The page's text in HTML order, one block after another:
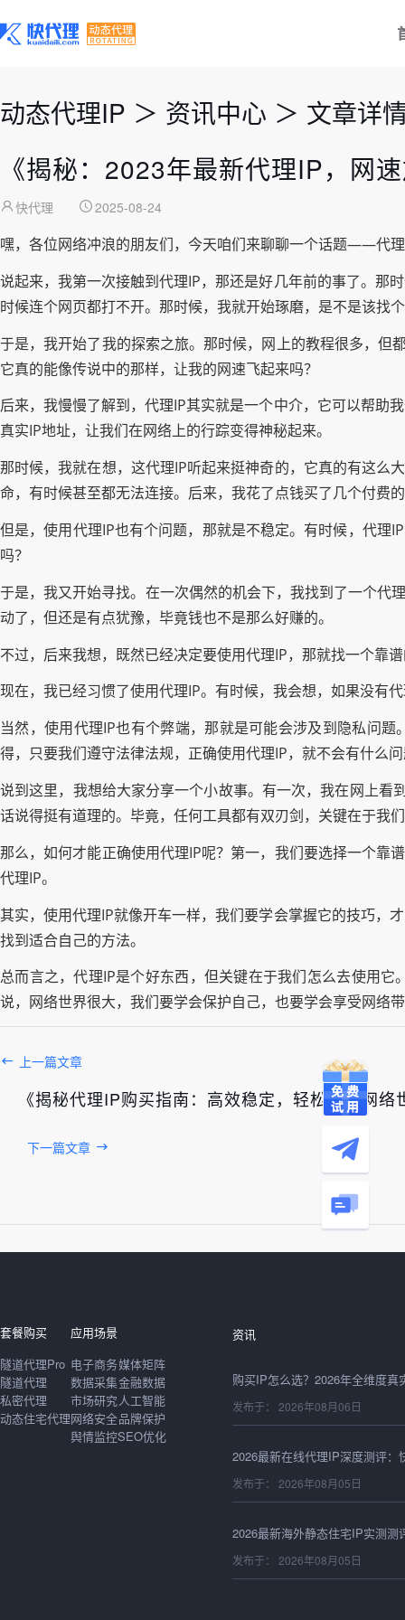
动态代理IP ＞ 资讯中心 ＞ 文章详
《揭秘：2023年最新代理IP，网
快代理 2025-08-24
嘿，各位网络冲浪的朋友们，今天咱们来聊聊一个话题——代
说起来，我第一次接触到代理IP，那还是好几年前的事了。那
时候连个网页都打不开。那时候，我就开始琢磨，是不是该找
于是，我开始了我的探索之旅。那时候，网上的教程很多，但
它真的能像传说中的那样，让我的网速飞起来吗？
后来，我慢慢了解到，代理IP其实就是一个中介，它可以帮助
真实IP地址，让我们在网络上的行踪变得神秘起来。
那时候，我就在想，这代理IP听起来挺神奇的，它真的有这么
命，有时候甚至都无法连接。后来，我花了点钱买了几个付费
但是，使用代理IP也有个问题，那就是不稳定。有时候，代理
吗？
于是，我又开始寻找。在一次偶然的机会下，我找到了一个代
动了，但还是有点犹豫，毕竟钱也不是那么好赚的。
不过，后来我想，既然已经决定要使用代理IP，那就找一个靠
现在，我已经习惯了使用代理IP。有时候，我会想，如果没有
当然，使用代理IP也有个弊端，那就是可能会涉及到隐私问
得，只要我们遵守法律法规，正确使用代理IP，就不会有什么
说到这里，我想给大家分享一个小故事。有一次，我在网上看
话说得挺有道理的。毕竟，任何工具都有双刃剑，关键在于我
那么，如何才能正确使用代理IP呢？第一，我们要选择一个靠
代理IP。
其实，使用代理IP就像开车一样，我们要学会掌握它的技巧，
找到适合自己的方法。
总而言之，代理IP是个好东西，但关键在于我们怎么去使用
说，网络世界很大，我们要学会保护自己，也要学会享受网络
上一篇文章
《揭秘代理IP购买指南：高效稳定，轻松畅游网络
下一篇文章
套餐购买
隧道代理Pro
隧道代理
私密代理
动态住宅代理
应用场景
电子商务
数据采集
市场研究
网络安全
舆情监控
媒体矩阵
金融数据
人工智能
品牌保护
SEO优化
资讯
发布于： 2026年08月06日
发布于： 2026年08月06日
发布于： 2026年08月05日
发布于： 2026年08月05日